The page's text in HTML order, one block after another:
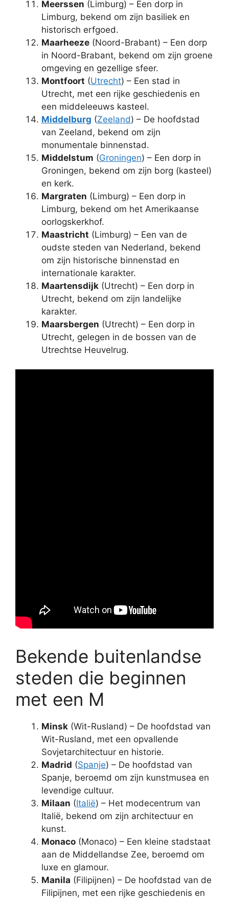
Meerssen (Limburg) – Een dorp in
Limburg, bekend om zijn basiliek en
historisch erfgoed.
Maarheeze (Noord-Brabant) – Een dorp
in Noord-Brabant, bekend om zijn groene
omgeving en gezellige sfeer.
Montfoort (Utrecht) – Een stad in
Utrecht, met een rijke geschiedenis en
een middeleeuws kasteel.
Middelburg (Zeeland) – De hoofdstad
van Zeeland, bekend om zijn
monumentale binnenstad.
Middelstum (Groningen) – Een dorp in
Groningen, bekend om zijn borg (kasteel)
en kerk.
Margraten (Limburg) – Een dorp in
Limburg, bekend om het Amerikaanse
oorlogskerkhof.
Maastricht (Limburg) – Een van de
oudste steden van Nederland, bekend
om zijn historische binnenstad en
internationale karakter.
Maartensdijk (Utrecht) – Een dorp in
Utrecht, bekend om zijn landelijke
karakter.
Maarsbergen (Utrecht) – Een dorp in
Utrecht, gelegen in de bossen van de
Utrechtse Heuvelrug.
Bekende buitenlandse
steden die beginnen
met een M
Minsk (Wit-Rusland) – De hoofdstad van
Wit-Rusland, met een opvallende
Sovjetarchitectuur en historie.
Madrid (Spanje) – De hoofdstad van
Spanje, beroemd om zijn kunstmusea en
levendige cultuur.
Milaan (Italië) – Het modecentrum van
Italië, bekend om zijn architectuur en
kunst.
Monaco (Monaco) – Een kleine stadstaat
aan de Middellandse Zee, beroemd om
luxe en glamour.
Manila (Filipijnen) – De hoofdstad van de
Filipijnen, met een rijke geschiedenis en